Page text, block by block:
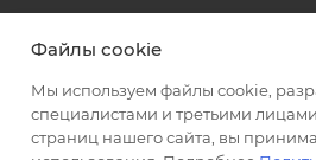
Файлы cookie
Мы используем файлы cookie,
специалистами и третьими
страниц нашего сайта, вы